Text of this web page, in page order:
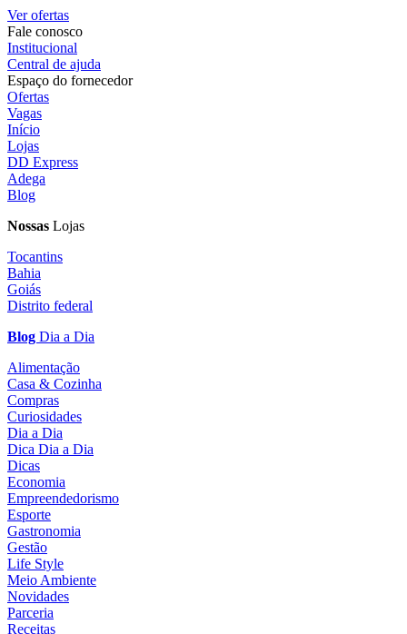
Ver ofertas
Fale conosco
Institucional
Central de ajuda
Espaço do fornecedor
Ofertas
Vagas
Início
Lojas
DD Express
Adega
Blog
Nossas Lojas
Tocantins
Bahia
Goiás
Distrito federal
Blog Dia a Dia
Alimentação
Casa & Cozinha
Compras
Curiosidades
Dia a Dia
Dica Dia a Dia
Dicas
Economia
Empreendedorismo
Esporte
Gastronomia
Gestão
Life Style
Meio Ambiente
Novidades
Parceria
Receitas